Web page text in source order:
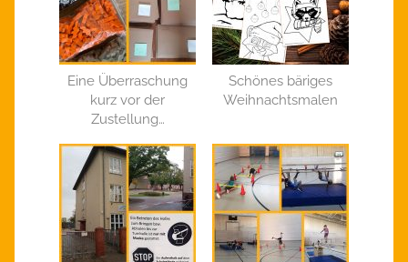
Eine Überraschung
kurz vor der
Zustellung…
Schönes bäriges
Weihnachtsmalen